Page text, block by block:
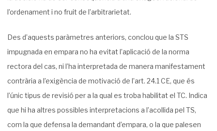
l’ordenament i no fruit de l’arbitrarietat.
Des d’aquests paràmetres anteriors, conclou que la STS
impugnada en empara no ha evitat l’aplicació de la norma
rectora del cas, ni l’ha interpretada de manera manifestament
contrària a l’exigència de motivació de l’art. 24.1 CE, que és
l’únic tipus de revisió per a la qual es troba habilitat el TC. Indica
que hi ha altres possibles interpretacions a l’acollida pel TS,
com la que defensa la demandant d’empara, o la que palesen